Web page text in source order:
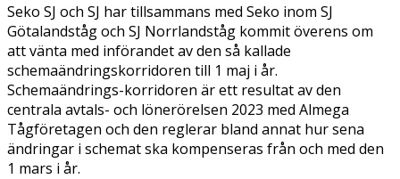
Seko SJ och SJ har tillsammans med Seko inom SJ
Götalandståg och SJ Norrlandståg kommit överens om
att vänta med införandet av den så kallade
schemaändringskorridoren till 1 maj i år.
Schemaändrings-korridoren är ett resultat av den
centrala avtals- och lönerörelsen 2023 med Almega
Tågföretagen och den reglerar bland annat hur sena
ändringar i schemat ska kompenseras från och med den
1 mars i år.